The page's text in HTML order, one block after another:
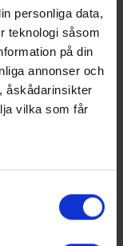
personliga data,
teknologi såsom
på din
annonser och
åskådarinsikter
vilka som får
till flera meter